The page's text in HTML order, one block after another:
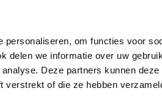
om functies voor
delen we informatie over uw
Deze partners kunnen deze
verstrekt of die ze hebben